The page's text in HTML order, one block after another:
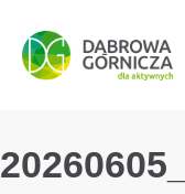
PRZEJDŹ DO
PRZEJDŹ DO
PRZEJDŹ DO